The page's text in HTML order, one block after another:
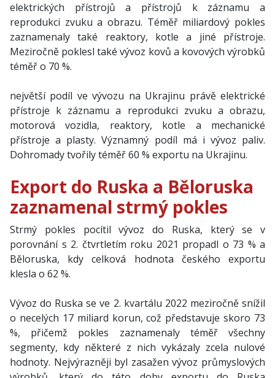
elektrických přístrojů a přístrojů k záznamu a
reprodukci zvuku a obrazu. Téměř miliardový pokles
zaznamenaly také reaktory, kotle a jiné přístroje.
Meziročně poklesl také vývoz kovů a kovových výrobků
téměř o 70 %.
největší podíl ve vývozu na Ukrajinu právě elektrické
přístroje k záznamu a reprodukci zvuku a obrazu,
motorová vozidla, reaktory, kotle a mechanické
přístroje a plasty. Významný podíl má i vývoz paliv.
Dohromady tvořily téměř 60 % exportu na Ukrajinu.
Export do Ruska a Běloruska
zaznamenal strmý pokles
Strmý pokles pocítil vývoz do Ruska, který se v
porovnání s 2. čtvrtletím roku 2021 propadl o 73 % a
Běloruska, kdy celková hodnota českého exportu
klesla o 62 %.
Vývoz do Ruska se ve 2. kvartálu 2022 meziročně snížil
o necelých 17 miliard korun, což představuje skoro 73
%, přičemž pokles zaznamenaly téměř všechny
segmenty, kdy některé z nich vykázaly zcela nulové
hodnoty. Nejvýrazněji byl zasažen vývoz průmyslových